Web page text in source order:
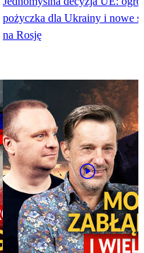
pożyczka dla Ukrainy i nowe
na Rosję